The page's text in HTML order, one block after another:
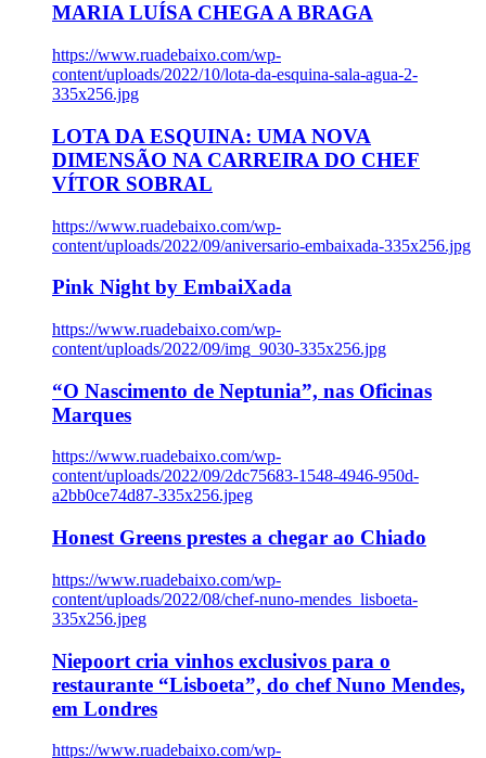
MARIA LUÍSA CHEGA A BRAGA
https://www.ruadebaixo.com/wp-
content/uploads/2022/10/lota-da-esquina-sala-agua-2-
335x256.jpg
LOTA DA ESQUINA: UMA NOVA
DIMENSÃO NA CARREIRA DO CHEF
VÍTOR SOBRAL
https://www.ruadebaixo.com/wp-
content/uploads/2022/09/aniversario-embaixada-335x256.jpg
Pink Night by EmbaiXada
https://www.ruadebaixo.com/wp-
content/uploads/2022/09/img_9030-335x256.jpg
“O Nascimento de Neptunia”, nas Oficinas
Marques
https://www.ruadebaixo.com/wp-
content/uploads/2022/09/2dc75683-1548-4946-950d-
a2bb0ce74d87-335x256.jpeg
Honest Greens prestes a chegar ao Chiado
https://www.ruadebaixo.com/wp-
content/uploads/2022/08/chef-nuno-mendes_lisboeta-
335x256.jpeg
Niepoort cria vinhos exclusivos para o
restaurante “Lisboeta”, do chef Nuno Mendes,
em Londres
https://www.ruadebaixo.com/wp-